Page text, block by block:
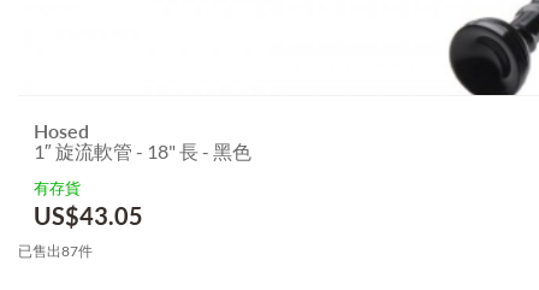
Hosed
1″ 旋流軟管 - 18" 長 - 黑色
有存貨
US$43.05
已售出87件